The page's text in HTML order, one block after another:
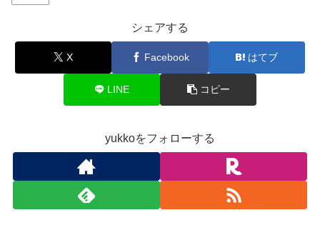
シェアする
X Facebook はてブ
LINE コピー
yukkoをフォローする